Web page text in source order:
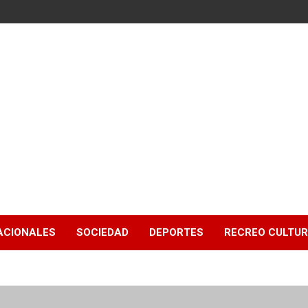
SOCIEDAD DEPORTES RECREO